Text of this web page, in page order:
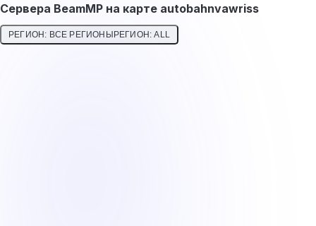
Сервера BeamMP на карте autobahnvawriss
РЕГИОН: ВСЕ РЕГИОНЫРЕГИОН: ALL